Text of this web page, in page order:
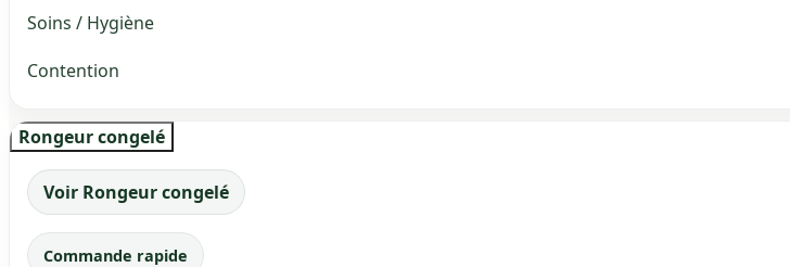
Soins / Hygiène
Contention
Rongeur congelé
Voir Rongeur congelé
Commande rapide